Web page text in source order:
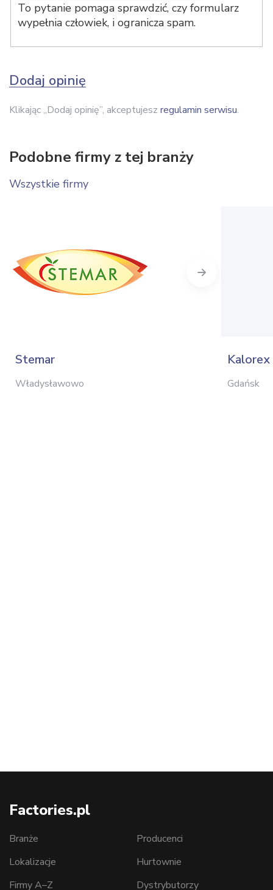
To pytanie pomaga sprawdzić, czy formularz
wypełnia człowiek, i ogranicza spam.
Dodaj opinię
Klikając „Dodaj opinię”, akceptujesz regulamin serwisu.
Podobne firmy z tej branży
Wszystkie firmy
Stemar
Władysławowo
Kalorex
Gdańsk
Factories.pl
Branże
Lokalizacje
Firmy A–Z
Producenci
Hurtownie
Dystrybutorzy